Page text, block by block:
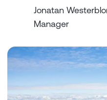
Jonatan
Manager